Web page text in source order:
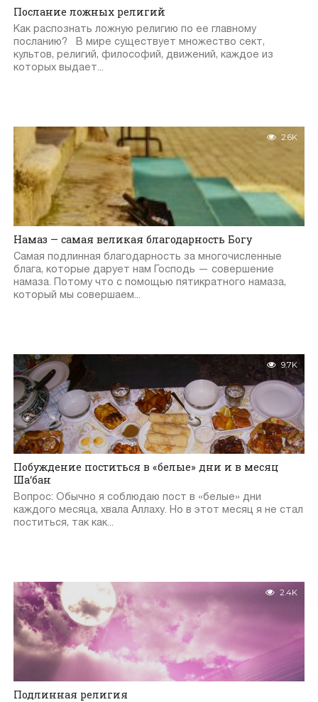
Послание ложных религий
Как распознать ложную религию по ее главному
посланию? В мире существует множество сект,
культов, религий, философий, движений, каждое из
которых выдает...
2.6K
Намаз — самая великая благодарность Богу
Самая подлинная благодарность за многочисленные
блага, которые дарует нам Господь — совершение
намаза. Потому что с помощью пятикратного намаза,
который мы совершаем...
9.7K
Побуждение поститься в «белые» дни и в месяц
Ша‘бан
Вопрос: Обычно я соблюдаю пост в «белые» дни
каждого месяца, хвала Аллаху. Но в этот месяц я не стал
поститься, так как...
2.4K
Подлинная религия